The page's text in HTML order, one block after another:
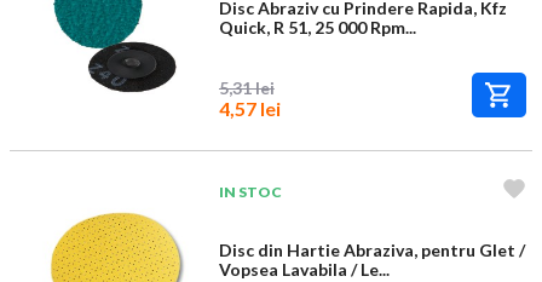
Disc Abraziv cu Prindere Rapida, Kfz
Quick, R 51, 25 000 Rpm...
5,31 lei
4,57 lei
IN STOC
Disc din Hartie Abraziva, pentru Glet /
Vopsea Lavabila / Le...